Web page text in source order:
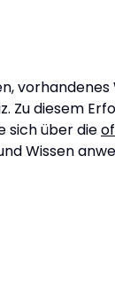
vorhandenes
Zu diesem
sich über die
Wissen